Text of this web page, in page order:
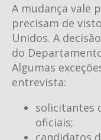
A mudança vale
precisam de
Unidos. A
do
Algumas
entrevista:
solicitantes
oficiais;
candidatos